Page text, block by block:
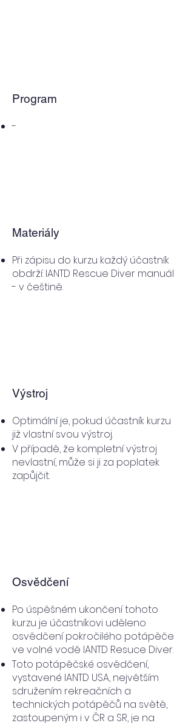
Program
-
Materiály
Při zápisu do kurzu každý účastník
obdrží: IANTD Rescue Diver manuál
- v češtině.
Výstroj
Optimální je, pokud účastník kurzu
již vlastní svou výstroj.
V případě, že kompletní výstroj
nevlastní, může si ji za poplatek
zapůjčit.
Osvědčení
Po úspěšném ukončení tohoto
kurzu je účastníkovi uděleno
osvědčení pokročilého potápěče
ve volné vodě IANTD Resuce Diver.
Toto potápěčské osvědčení,
vystavené IANTD USA, největším
sdružením rekreačních a
technických potápěčů na světě,
zastoupeným i v ČR a SR, je na